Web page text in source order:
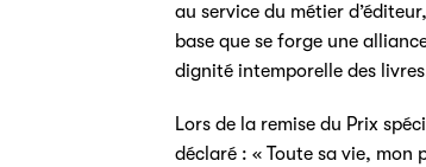
au service du métier
base que se forge une
dignité intemporelle des
Lors de la remise du Prix
déclaré : « Toute sa vie, mon